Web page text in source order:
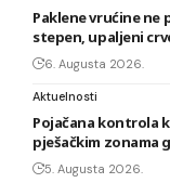
Paklene vrućine ne
stepen, upaljeni
6. Augusta 2026.
Aktuelnosti
Pojačana kontrola
pješačkim zonama
5. Augusta 2026.